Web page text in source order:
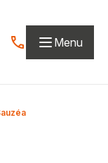
Contactez-nous
Menu